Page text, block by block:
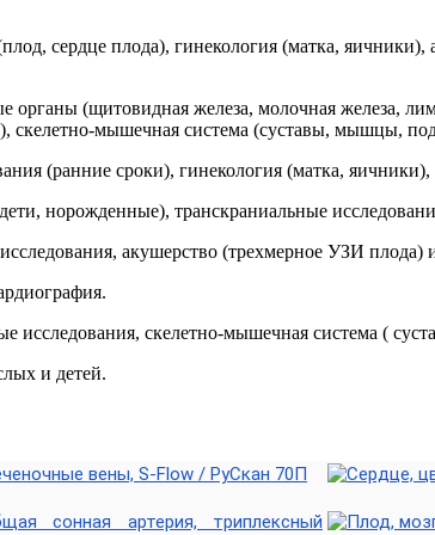
сердце плода), гинекология (матка,
(щитовидная железа, молочная железа,
скелетно-мышечная система (суставы, мышцы,
(ранние сроки), гинекология (матка,
норожденные), транскраниальные
акушерство (трехмерное УЗИ плода)
исследования, скелетно-мышечная система (
и детей.